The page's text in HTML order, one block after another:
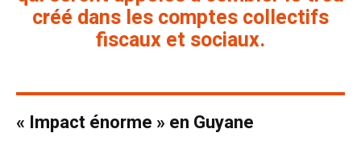
créé dans les comptes collectifs
fiscaux et sociaux.
« Impact énorme » en Guyane